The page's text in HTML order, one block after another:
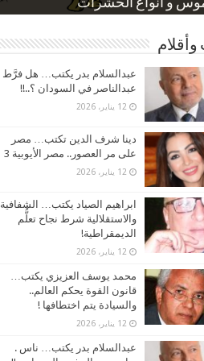
و أنواع الحشرات
بعد ارتفاع الأسعار
نسبة الطلاق في مصر
كاركاتيرية
كاركاتيرية
وأقلام
عبدالسلام بدر يكتب… هل فرَّط
عبدالناصر في السودان ؟..!!
12 يناير، 2026
دينا شرف الدين تكتب… مصر
على مر العصور.. مصر الأيوبية 3
12 يناير، 2026
ابراهيم الصياد يكتب… الشفافية
والاستقلالية شرط نجاح تعلُّم
الديمقراطية!
12 يناير، 2026
محمد يوسف العزيزي يكتب…
قانون القوة يحكم العالم..
والسيادة يتم اختطافها !
12 يناير، 2026
عبدالسلام بدر يكتب… ناس .